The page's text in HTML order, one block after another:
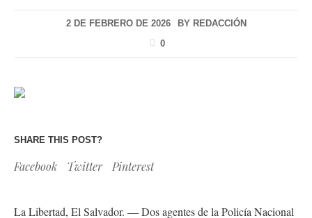
2 DE FEBRERO DE 2026 BY REDACCIÓN
0
SHARE THIS POST?
Facebook Twitter Pinterest
La Libertad, El Salvador. — Dos agentes de la Policía Nacional